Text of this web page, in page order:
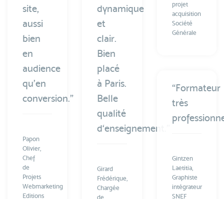
site,
aussi
bien
en
audience
qu’en
conversion.”
Papon
Olivier,
Chef
de
Projets
Webmarketing
Editions
dynamique
et
clair.
Bien
placé
à Paris.
Belle
qualité
d‘enseignement.”
Girard
Frédérique,
Chargée
de
projet
acquisition
Société
Générale
“Formateur
très
Gintzen
Laetitia,
Graphiste
intégrateur
SNEF